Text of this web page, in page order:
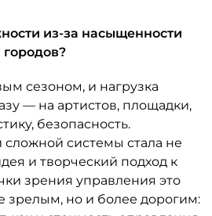
из-за насыщенности
сезоном, и нагрузка
— на артистов, площадки,
безопасность.
сложной системы стала не
и творческий подход к
зрения управления это
зрелым, но и более дорогим: